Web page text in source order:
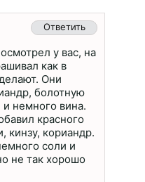
Ответить
у вас, на
как в
Они
болотную
немного вина.
красного
кинзу, кориандр.
соли и
не так хорошо